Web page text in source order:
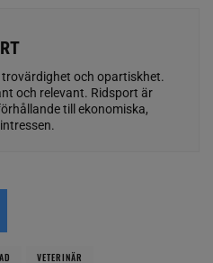
och opartiskhet.
och relevant. Ridsport är
till ekonomiska,
VETERINÄR